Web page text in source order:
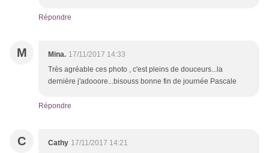
Répondre
M Mina. 17/11/2017 14:33
Très agréable ces photo , c'est pleins de douceurs...la
dernière j'adooore...bisouss bonne fin de journée Pascale
Répondre
C Cathy 17/11/2017 14:21